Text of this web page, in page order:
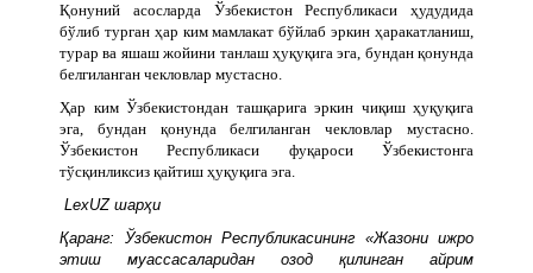
Қонуний асосларда Ўзбекистон Республикаси ҳудудида
бўлиб турган ҳар ким мамлакат бўйлаб эркин ҳаракатланиш,
турар ва яшаш жойини танлаш ҳуқуқига эга, бундан қонунда
белгиланган чекловлар мустасно.
Ҳар ким Ўзбекистондан ташқарига эркин чиқиш ҳуқуқига
эга, бундан қонунда белгиланган чекловлар мустасно.
Ўзбекистон Республикаси фуқароси Ўзбекистонга
тўсқинликсиз қайтиш ҳуқуқига эга.
LexUZ шарҳи
Қаранг: Ўзбекистон Республикасининг «Жазони ижро
этиш муассасаларидан озод қилинган айрим